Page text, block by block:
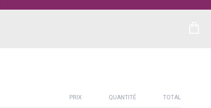
PRIX QUANTITÉ TOTAL